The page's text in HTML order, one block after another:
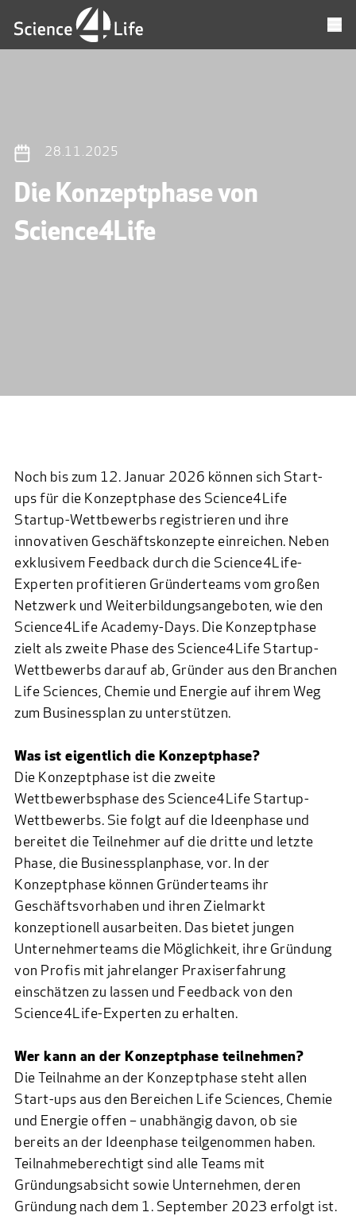
28.11.2025
Die Konzeptphase von
Science4Life
Noch bis zum 12. Januar 2026 können sich Start-
ups für die Konzeptphase des Science4Life
Startup-Wettbewerbs registrieren und ihre
innovativen Geschäftskonzepte einreichen. Neben
exklusivem Feedback durch die Science4Life-
Experten profitieren Gründerteams vom großen
Netzwerk und Weiterbildungsangeboten, wie den
Science4Life Academy-Days. Die Konzeptphase
zielt als zweite Phase des Science4Life Startup-
Wettbewerbs darauf ab, Gründer aus den Branchen
Life Sciences, Chemie und Energie auf ihrem Weg
zum Businessplan zu unterstützen.
Was ist eigentlich die Konzeptphase?
Die Konzeptphase ist die zweite
Wettbewerbsphase des Science4Life Startup-
Wettbewerbs. Sie folgt auf die Ideenphase und
bereitet die Teilnehmer auf die dritte und letzte
Phase, die Businessplanphase, vor. In der
Konzeptphase können Gründerteams ihr
Geschäftsvorhaben und ihren Zielmarkt
konzeptionell ausarbeiten. Das bietet jungen
Unternehmerteams die Möglichkeit, ihre Gründung
von Profis mit jahrelanger Praxiserfahrung
einschätzen zu lassen und Feedback von den
Science4Life-Experten zu erhalten.
Wer kann an der Konzeptphase teilnehmen?
Die Teilnahme an der Konzeptphase steht allen
Start-ups aus den Bereichen Life Sciences, Chemie
und Energie offen – unabhängig davon, ob sie
bereits an der Ideenphase teilgenommen haben.
Teilnahmeberechtigt sind alle Teams mit
Gründungsabsicht sowie Unternehmen, deren
Gründung nach dem 1. September 2023 erfolgt ist.